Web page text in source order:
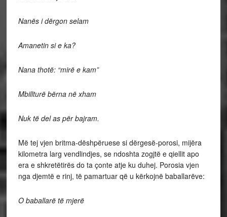
Nanës i dërgon selam
Amanetin si e ka?
Nana thotë: “mirë e kam”
Mbillturë bërna në xham
Nuk të del as për bajram.
Më tej vjen britma-dëshpëruese si dërgesë-porosi, mijëra
kilometra larg vendlindjes, se ndoshta zogjtë e qiellit apo
era e shkretëtirës do ta çonte atje ku duhej. Porosia vjen
nga djemtë e rinj, të pamartuar që u kërkojnë baballarëve:
O baballarë të mjerë